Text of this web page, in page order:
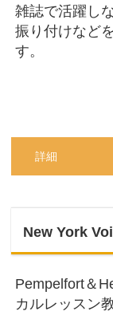
雑誌で活躍し
振り付けなど
す。
詳細
New York
Pempelfort＆
カルレッスン